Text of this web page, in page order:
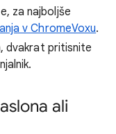
za najboljše
v ChromeVoxu.
dvakrat pritisnite
ali